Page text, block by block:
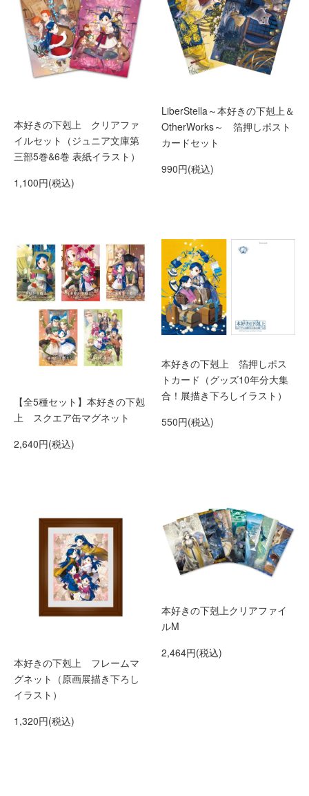
本好きの下剋上 クリアファ
イルセット（ジュニア文庫第
三部5巻&6巻 表紙イラスト）
1,100円(税込)
LiberStella～本好きの下剋上＆
OtherWorks～ 箔押しポスト
カードセット
990円(税込)
【全5種セット】本好きの下剋
上 スクエア缶マグネット
2,640円(税込)
本好きの下剋上 箔押しポス
トカード（グッズ10年分大集
合！展描き下ろしイラスト）
550円(税込)
本好きの下剋上 フレームマ
グネット（原画展描き下ろし
イラスト）
1,320円(税込)
本好きの下剋上クリアファイ
ルM
2,464円(税込)